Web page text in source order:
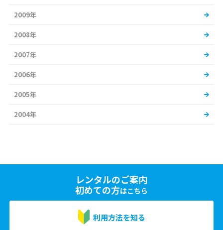
2009年
2008年
2007年
2006年
2005年
2004年
レンタルのご案内
初めての方はこちら
利用方法を知る